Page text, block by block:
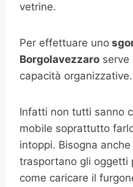
vetrine.
Per effettuare uno
Borgolavezzaro serve
capacità organizzative.
Infatti non tutti sanno
mobile soprattutto
intoppi. Bisogna
trasportano gli oggetti
come caricare il